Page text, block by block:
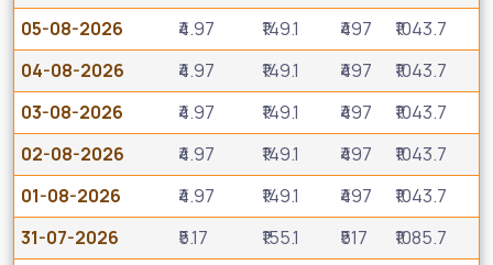
05-08-2026
₹4.97 ₹149.1 ₹497
₹1043.7
04-08-2026
₹4.97 ₹149.1 ₹497
₹1043.7
03-08-2026
₹4.97 ₹149.1 ₹497
₹1043.7
02-08-2026
₹4.97 ₹149.1 ₹497
₹1043.7
01-08-2026
₹4.97 ₹149.1 ₹497
₹1043.7
31-07-2026
₹5.17 ₹155.1 ₹517
₹1085.7